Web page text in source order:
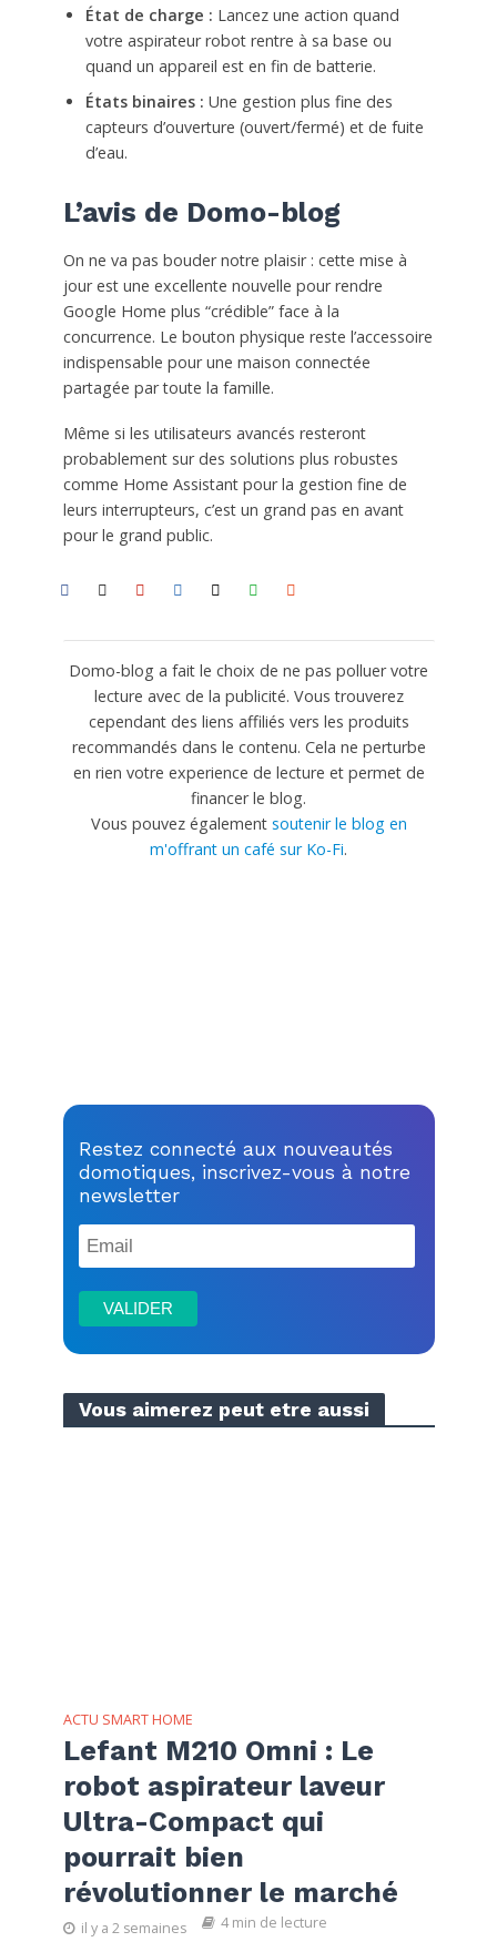
État de charge : Lancez une action quand
votre aspirateur robot rentre à sa base ou
quand un appareil est en fin de batterie.
États binaires : Une gestion plus fine des
capteurs d’ouverture (ouvert/fermé) et de fuite
d’eau.
L’avis de Domo-blog
On ne va pas bouder notre plaisir : cette mise à
jour est une excellente nouvelle pour rendre
Google Home plus “crédible” face à la
concurrence. Le bouton physique reste l’accessoire
indispensable pour une maison connectée
partagée par toute la famille.
Même si les utilisateurs avancés resteront
probablement sur des solutions plus robustes
comme Home Assistant pour la gestion fine de
leurs interrupteurs, c’est un grand pas en avant
pour le grand public.
Domo-blog a fait le choix de ne pas polluer votre
lecture avec de la publicité. Vous trouverez
cependant des liens affiliés vers les produits
recommandés dans le contenu. Cela ne perturbe
en rien votre experience de lecture et permet de
financer le blog.
Vous pouvez également soutenir le blog en
m'offrant un café sur Ko-Fi.
Restez connecté aux nouveautés
domotiques, inscrivez-vous à notre
newsletter
Vous aimerez peut etre aussi
ACTU SMART HOME
Lefant M210 Omni : Le
robot aspirateur laveur
Ultra-Compact qui
pourrait bien
révolutionner le marché
il y a 2 semaines 4 min de lecture